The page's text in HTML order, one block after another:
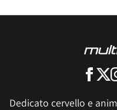
Dedicato cervello e